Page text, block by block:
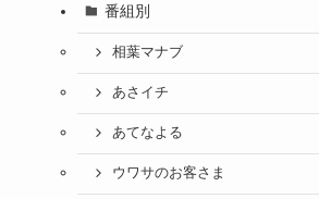
番組別
相葉マナブ
あさイチ
あてなよる
ウワサのお客さま